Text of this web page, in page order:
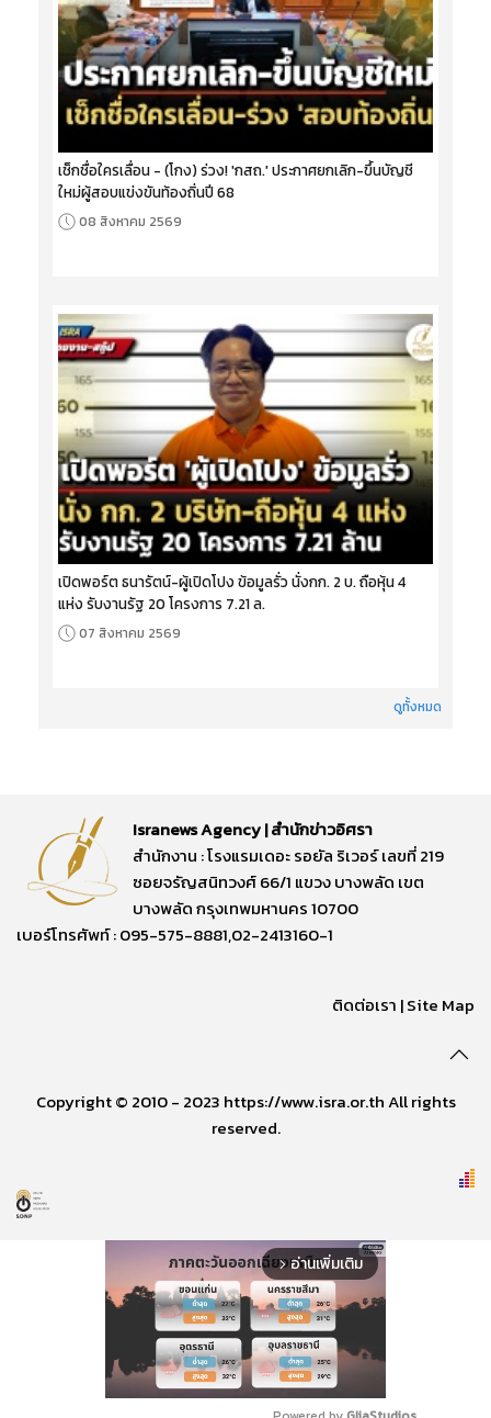
เช็กชื่อใครเลื่อน - (โกง) ร่วง! 'กสถ.' ประกาศยกเลิก-ขึ้นบัญชี
ใหม่ผู้สอบแข่งขันท้องถิ่นปี 68
08 สิงหาคม 2569
เปิดพอร์ต ธนารัตน์-ผู้เปิดโปง ข้อมูลรั่ว นั่งกก. 2 บ. ถือหุ้น 4
แห่ง รับงานรัฐ 20 โครงการ 7.21 ล.
07 สิงหาคม 2569
ดูทั้งหมด
Isranews Agency | สำนักข่าวอิศรา
สำนักงาน : โรงแรมเดอะ รอยัล ริเวอร์ เลขที่ 219
ซอยจรัญสนิทวงศ์ 66/1 แขวง บางพลัด เขต
บางพลัด กรุงเทพมหานคร 10700
เบอร์โทรศัพท์ : 095-575-8881,02-2413160-1
ติดต่อเรา |Site Map
Copyright © 2010 - 2023 https://www.isra.or.th All rights
reserved.
arrow_forward_ios อ่านเพิ่มเติม